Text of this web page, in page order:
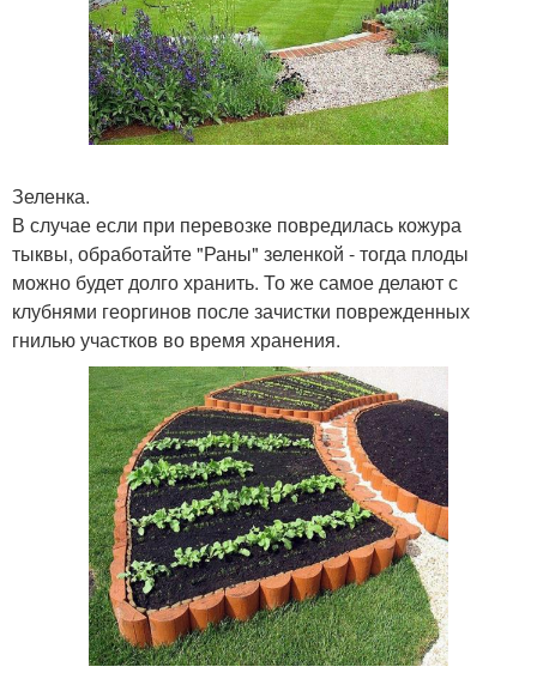
Зеленка.
В случае если при перевозке повредилась кожура
тыквы, обработайте "Раны" зеленкой - тогда плоды
можно будет долго хранить. То же самое делают с
клубнями георгинов после зачистки поврежденных
гнилью участков во время хранения.